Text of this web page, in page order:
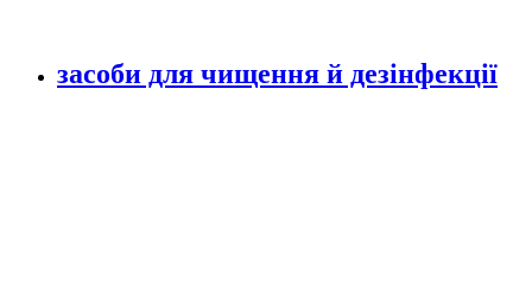
засоби для чищення й дезінфекції